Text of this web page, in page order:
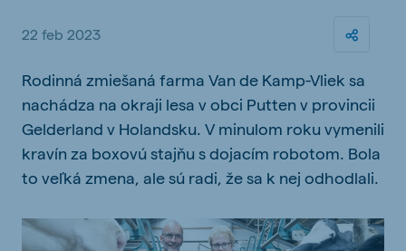
22 feb 2023
Rodinná zmiešaná farma Van de Kamp-Vliek sa
nachádza na okraji lesa v obci Putten v provincii
Gelderland v Holandsku. V minulom roku vymenili
kravín za boxovú stajňu s dojacím robotom. Bola
to veľká zmena, ale sú radi, že sa k nej odhodlali.